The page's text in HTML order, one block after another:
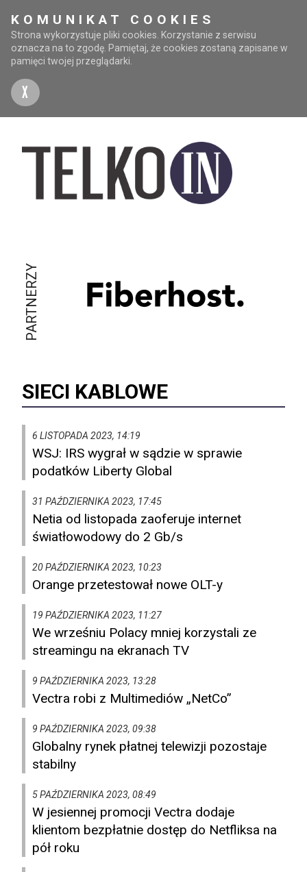
KOMUNIKAT COOKIES
Strona wykorzystuje pliki cookies. Korzystanie z serwisu
oznacza na to zgodę. Pamiętaj, że cookies zostaną zapisane w
pamięci twojej przeglądarki.
X
PARTNERZY
SIECI KABLOWE
6 LISTOPADA 2023, 14:19
WSJ: IRS wygrał w sądzie w sprawie
podatków Liberty Global
31 PAŹDZIERNIKA 2023, 17:45
Netia od listopada zaoferuje internet
światłowodowy do 2 Gb/s
20 PAŹDZIERNIKA 2023, 10:23
Orange przetestował nowe OLT-y
19 PAŹDZIERNIKA 2023, 11:27
We wrześniu Polacy mniej korzystali ze
streamingu na ekranach TV
9 PAŹDZIERNIKA 2023, 13:28
Vectra robi z Multimediów „NetCo”
9 PAŹDZIERNIKA 2023, 09:38
Globalny rynek płatnej telewizji pozostaje
stabilny
5 PAŹDZIERNIKA 2023, 08:49
W jesiennej promocji Vectra dodaje
klientom bezpłatnie dostęp do Netfliksa na
pół roku